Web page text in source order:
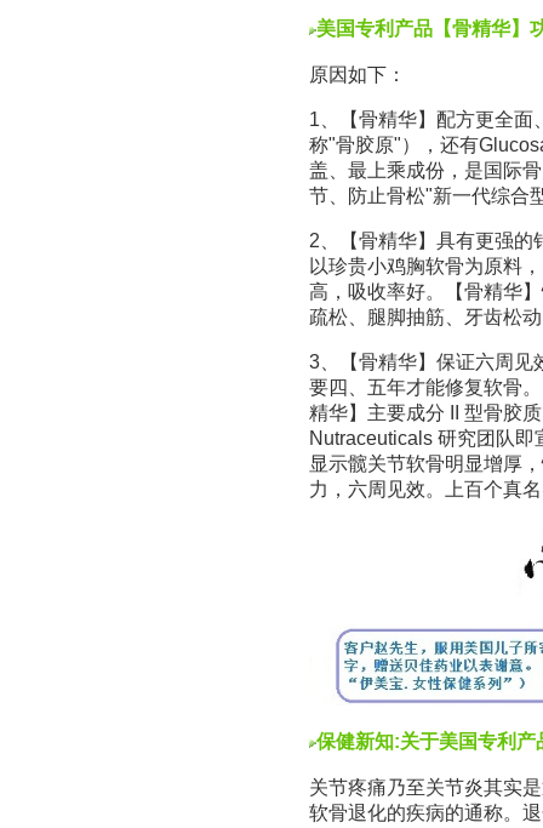
美国专利产品【骨精华】
原因如下：
1、【骨精华】配方更全面
称"骨胶原"），还有
盖、最上乘成份，是国际
节、防止骨松"新一代综合
2、【骨精华】具有更强的
以珍贵小鸡胸软骨为原料
高，吸收率好。【骨精华
疏松、腿脚抽筋、牙齿松
3、【骨精华】保证六周见
要四、五年才能修复软骨
精华】主要成分 II 型骨胶
Nutraceuticals 研究团队
显示髋关节软骨明显增厚
力，六周见效。上百个真
保健新知:关于美国专利
关节疼痛乃至关节炎其实
软骨退化的疾病的通称。